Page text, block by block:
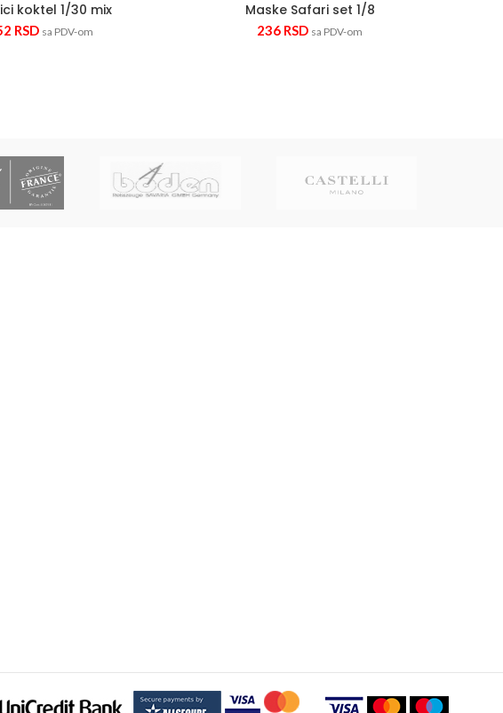
koktel 1/30 mix
RSD sa PDV-om
Maske Safari set 1/8
236 RSD sa PDV-om